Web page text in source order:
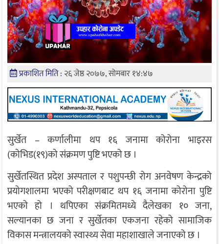
प्रकाशित मिति : २६ जेष्ठ २०७७, सोमबार १४:४७
सुर्खेत – कर्णालीमा थप १६ जनामा कोरोना भाइरस
(कोभिड(१९)को संक्रमण पुष्टि भएको छ ।
सुर्खेतस्थित प्रदेश अस्पताल र पशुपन्छी रोग अनवेषण केन्द्रको
प्रयोगशालमा भएको परीक्षणबाट थप १६ जनामा कोरोना पुष्टि
भएको हो । थपिएका संक्रमितमध्ये दैलेखका १० जना,
सल्यानका छ जना र सुर्खेतका एकजना रहेको सामाजिक
विकास मन्त्रालयको स्वास्थ्य सेवा महाशाखाले जनाएको छ ।